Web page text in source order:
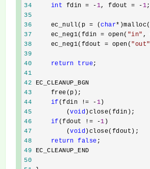
34
int fdin = -1, fdout = -1
35
36
     ec_null(p = (
char*)malloc(
37
     ec_neg1(fdin = open(
"in"
38
     ec_neg1(fdout = open(
"out"
39
40
return true
41
42
43
44
if (fdin != -1
45
         (
void
46
if (fdout != -1
47
         (
void
48
return false
49
50